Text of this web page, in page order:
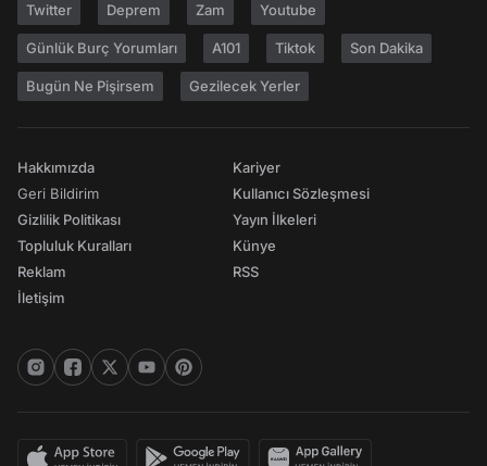
Twitter Deprem Zam Youtube
Günlük Burç Yorumları A101 Tiktok Son Dakika
Bugün Ne Pişirsem Gezilecek Yerler
Hakkımızda
Geri Bildirim
Gizlilik Politikası
Topluluk Kuralları
Reklam
İletişim
Kariyer
Kullanıcı Sözleşmesi
Yayın İlkeleri
Künye
RSS